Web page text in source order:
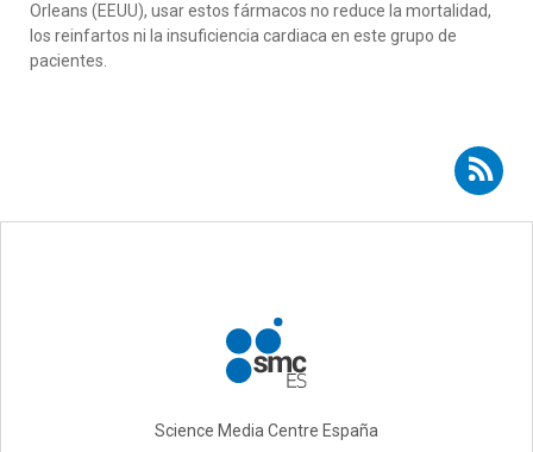
Orleans (EEUU), usar estos fármacos no reduce la mortalidad,
los reinfartos ni la insuficiencia cardiaca en este grupo de
pacientes.
Suscribirse a RSS - Manuel Martínez-Sellés
Science Media Centre España